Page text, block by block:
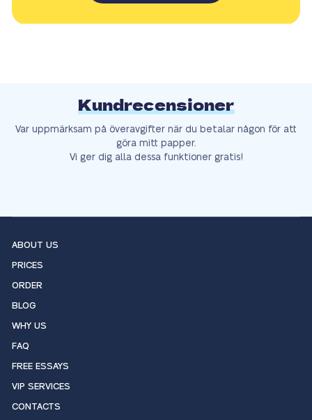
Kundrecensioner
Var uppmärksam på överavgifter när du betalar någon för att
göra mitt papper.
Vi ger dig alla dessa funktioner gratis!
ABOUT US
PRICES
ORDER
BLOG
WHY US
FAQ
FREE ESSAYS
VIP SERVICES
CONTACTS